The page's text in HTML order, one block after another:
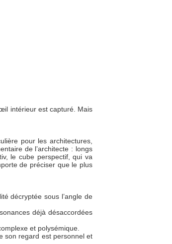
intérieur est capturé. Mais
pour les architectures,
de l’architecte : longs
le cube perspectif, qui va
de préciser que le plus
décryptée sous l’angle de
déjà désaccordées
et polysémique.
son regard est personnel et